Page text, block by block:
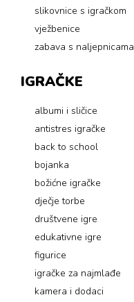
slikovnice s igračkom
vježbenice
zabava s naljepnicama
IGRAČKE
albumi i sličice
antistres igračke
back to school
bojanka
božićne igračke
dječje torbe
društvene igre
edukativne igre
figurice
igračke za najmlađe
kamera i dodaci